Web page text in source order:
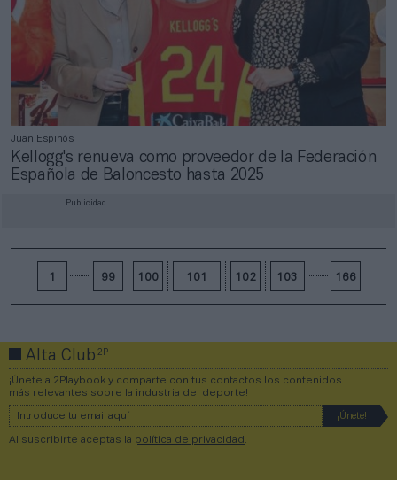
Publicidad
Juan Espinós
Kellogg's renueva como proveedor de la Federación
Española de Baloncesto hasta 2025
1 99 100 101 102 103 166
Alta Club2P
¡Únete a 2Playbook y comparte con tus contactos los contenidos
más relevantes sobre la industria del deporte!
Al suscribirte aceptas la política de privacidad